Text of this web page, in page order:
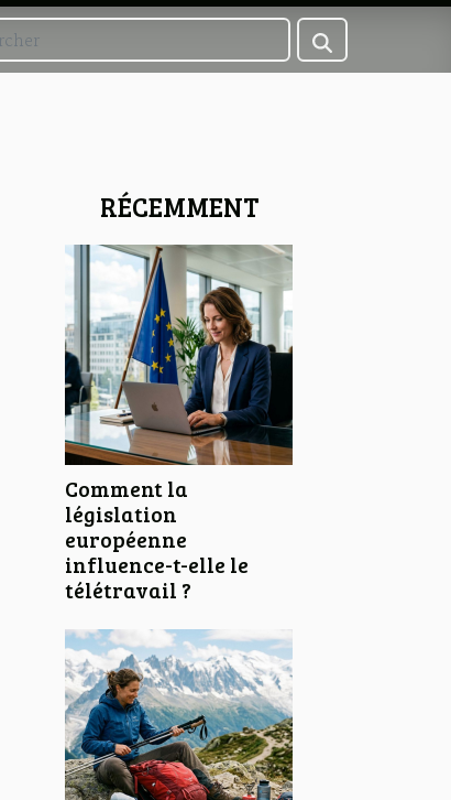
RÉCEMMENT
Comment la
législation
européenne
influence-t-elle le
télétravail ?